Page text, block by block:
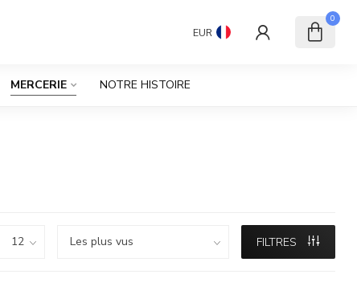
EUR
0
MERCERIE NOTRE HISTOIRE
FILTRES